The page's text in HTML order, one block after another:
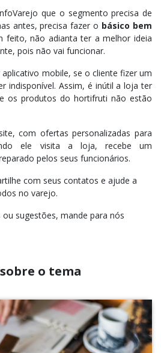
que o segmento precisa de
antes, precisa fazer o básico bem
feito, não adianta ter a melhor ideia
pois não vai funcionar.
mobile, se o cliente fizer um
indisponível. Assim, é inútil a loja ter
os produtos do hortifruti não estão
com ofertas personalizadas para
ele visita a loja, recebe um
pelos seus funcionários.
com seus contatos e ajude a
no varejo.
sugestões, mande para nós
o tema